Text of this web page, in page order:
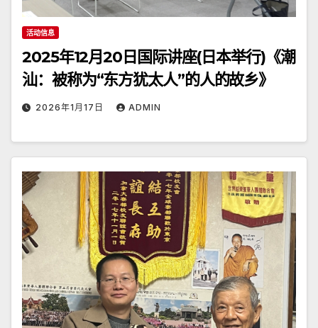
活动信息
2025年12月20日国际讲座(日本举行)《潮
汕：被称为“东方犹太人”的人的故乡》
2026年1月17日 ADMIN